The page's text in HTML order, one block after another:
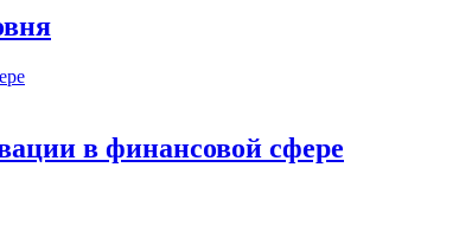
в финансовой сфере